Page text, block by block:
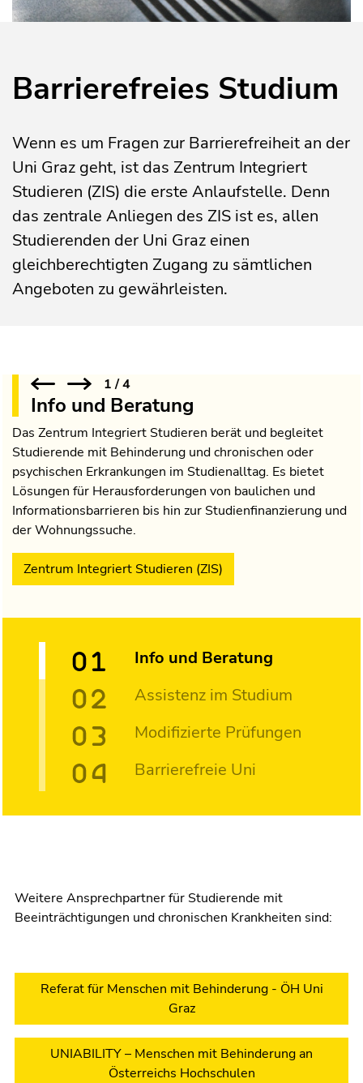
Barrierefreies Studium
Wenn es um Fragen zur Barrierefreiheit an der
Uni Graz geht, ist das Zentrum Integriert
Studieren (ZIS) die erste Anlaufstelle. Denn
das zentrale Anliegen des ZIS ist es, allen
Studierenden der Uni Graz einen
gleichberechtigten Zugang zu sämtlichen
Angeboten zu gewährleisten.
1/4
Info und Beratung
Das Zentrum Integriert Studieren berät und begleitet
Studierende mit Behinderung und chronischen oder
psychischen Erkrankungen im Studienalltag. Es bietet
Lösungen für Herausforderungen von baulichen und
Informationsbarrieren bis hin zur Studienfinanzierung und
der Wohnungssuche.
Zentrum Integriert Studieren (ZIS)
Info und Beratung
Assistenz im Studium
Modifizierte Prüfungen
Barrierefreie Uni
Weitere Ansprechpartner für Studierende mit
Beeinträchtigungen und chronischen Krankheiten sind:
Referat für Menschen mit Behinderung - ÖH Uni
Graz
UNIABILITY – Menschen mit Behinderung an
Österreichs Hochschulen